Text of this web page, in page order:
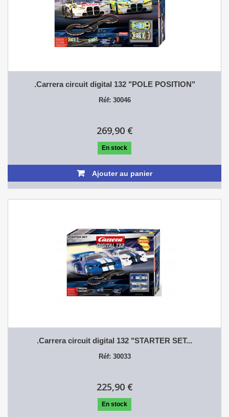
.Carrera circuit digital 132 "POLE POSITION"
Réf: 30046
269,90 €
En stock
Ajouter au panier
.Carrera circuit digital 132 "STARTER SET...
Réf: 30033
225,90 €
En stock